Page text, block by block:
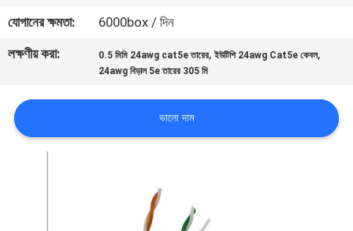
যোগাযোগ
খবর
যোগানের ক্ষমতা:
6000box / দিন
লক্ষণীয় করা:
0.5 মিমি 24awg cat5e তারের,ইউটিপি 24awg Cat5e কেবল,
24awg বিড়াল 5e তারের 305 মি
ভালো দাম